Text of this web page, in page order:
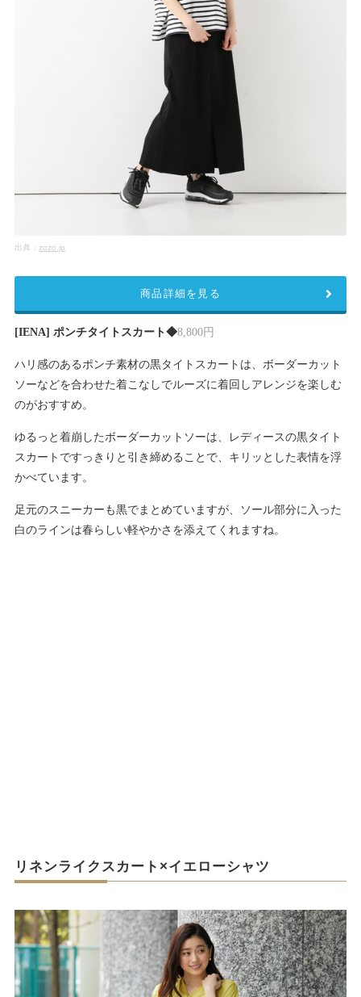
出典： zozo.jp
[IENA] ポンチタイトスカート◆8,800円
ハリ感のあるポンチ素材の黒タイトスカートは、ボーダーカット
ソーなどを合わせた着こなしでルーズに着回しアレンジを楽しむ
のがおすすめ。
ゆるっと着崩したボーダーカットソーは、レディースの黒タイト
スカートですっきりと引き締めることで、キリッとした表情を浮
かべています。
足元のスニーカーも黒でまとめていますが、ソール部分に入った
白のラインは春らしい軽やかさを添えてくれますね。
商品詳細を見る
リネンライクスカート×イエローシャツ